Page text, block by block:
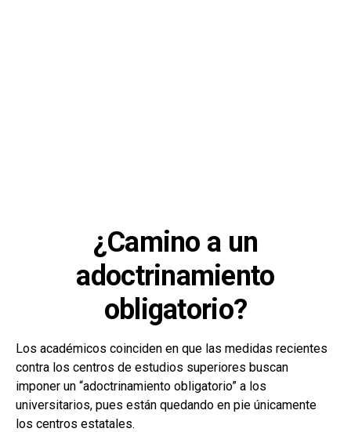
¿Camino a un
adoctrinamiento
obligatorio?
Los académicos coinciden en que las medidas recientes
contra los centros de estudios superiores buscan
imponer un “adoctrinamiento obligatorio” a los
universitarios, pues están quedando en pie únicamente
los centros estatales.